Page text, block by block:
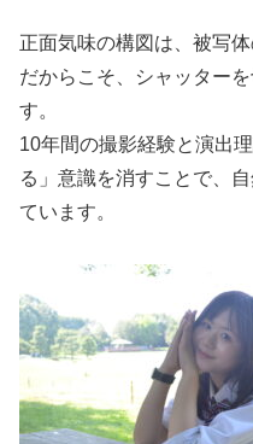
正面気味の構図は、被写
だからこそ、シャッター
す。
10年間の撮影経験と演出
る」意識を消すことで、
ています。